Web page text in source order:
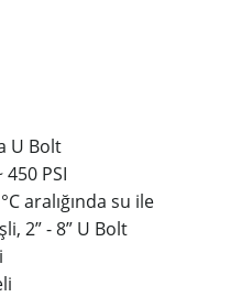
U Bolt
450 PSI
aralığında su ile
2” - 8” U Bolt